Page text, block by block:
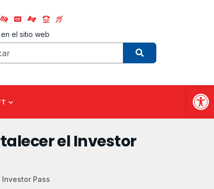
el sitio web
el Investor
Pass